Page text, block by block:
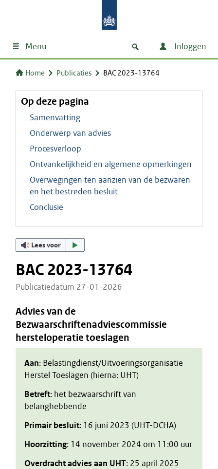
Menu Inloggen
Home Publicaties BAC 2023-13764
Op deze pagina
Samenvatting
Onderwerp van advies
Procesverloop
Ontvankelijkheid en algemene opmerkingen
Overwegingen ten aanzien van de bezwaren
en het bestreden besluit
Conclusie
Lees voor
BAC 2023-13764
Publicatiedatum 27-01-2026
Advies van de
Bezwaarschriftenadviescommissie
hersteloperatie toeslagen
Aan: Belastingdienst/Uitvoeringsorganisatie
Herstel Toeslagen (hierna: UHT)
Betreft: het bezwaarschrift van
belanghebbende
Primair besluit: 16 juni 2023 (UHT-DCHA)
Hoorzitting: 14 november 2024 om 11:00 uur
Overdracht advies aan UHT: 25 april 2025